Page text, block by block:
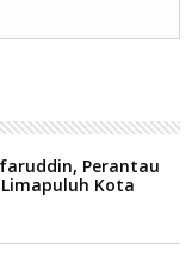
Perantau
Kota